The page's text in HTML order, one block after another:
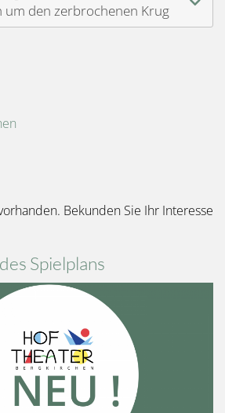
den zerbrochenen Krug
Bekunden Sie Ihr Interesse
Spielplans